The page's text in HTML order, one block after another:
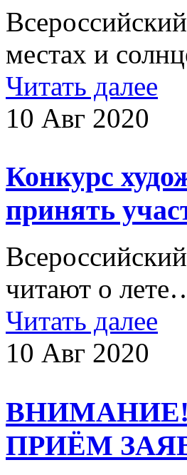
местах и
Читать далее
10 Авг 2020
Конкурс
принять
читают о
Читать далее
10 Авг 2020
ПРИЁМ